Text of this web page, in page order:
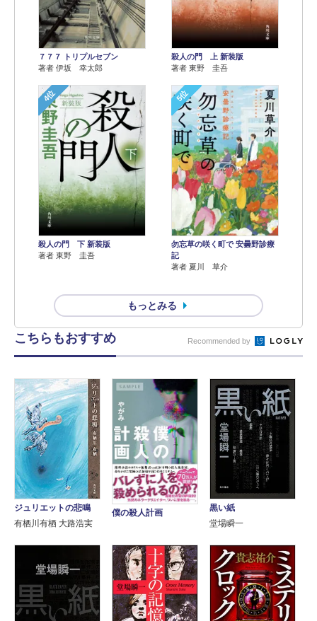
７７７ トリプルセブン
著者 伊坂 幸太郎
殺人の門 上 新装版
著者 東野 圭吾
4位
殺人の門 下 新装版
著者 東野 圭吾
5位
勿忘草の咲く町で 安曇野診療
記
著者 夏川 草介
もっとみる
こちらもおすすめ Recommended by
ジュリエットの悲鳴
有栖川有栖 大路浩実
僕の殺人計画
黒い紙
堂場瞬一